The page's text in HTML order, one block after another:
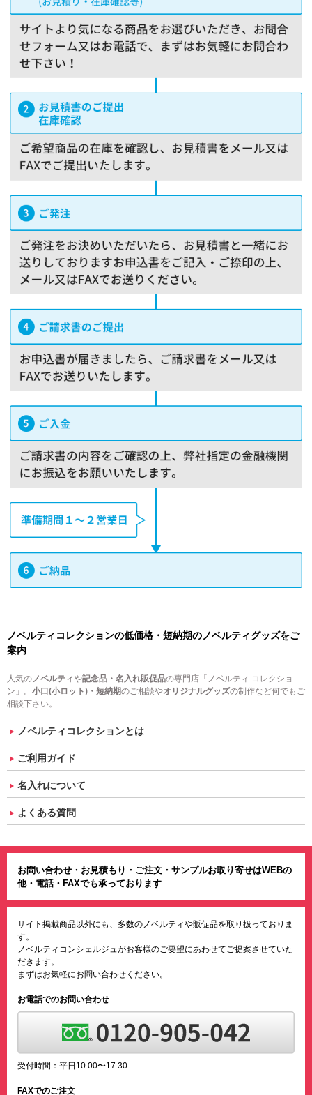
ノベルティコレクションの低価格・短納期のノベルティグッズをご
案内
人気のノベルティや記念品・名入れ販促品の専門店「ノベルティ コレクショ
ン」。 小口(小ロット)・短納期のご相談やオリジナルグッズの制作など何でもご
相談下さい。
ノベルティコレクションとは
ご利用ガイド
名入れについて
よくある質問
お問い合わせ・お見積もり・ご注文・サンプルお取り寄せはWEBの
他・電話・FAXでも承っております
サイト掲載商品以外にも、多数のノベルティや販促品を取り扱っておりま
す。
ノベルティコンシェルジュがお客様のご要望にあわせてご提案させていた
だきます。
まずはお気軽にお問い合わせください。
お電話でのお問い合わせ
受付時間：平日10:00〜17:30
FAXでのご注文